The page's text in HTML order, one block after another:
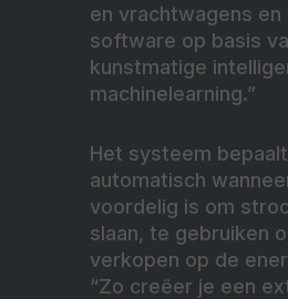
en vrachtwagens
software op basis
kunstmatige
machinelearning.”
Het systeem bepaalt
automatisch
voordelig is om
slaan, te gebruiken
verkopen op de
“Zo creëer je een